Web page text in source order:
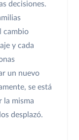
decisiones.
cambio
y cada
un nuevo
se está
la misma
desplazó.